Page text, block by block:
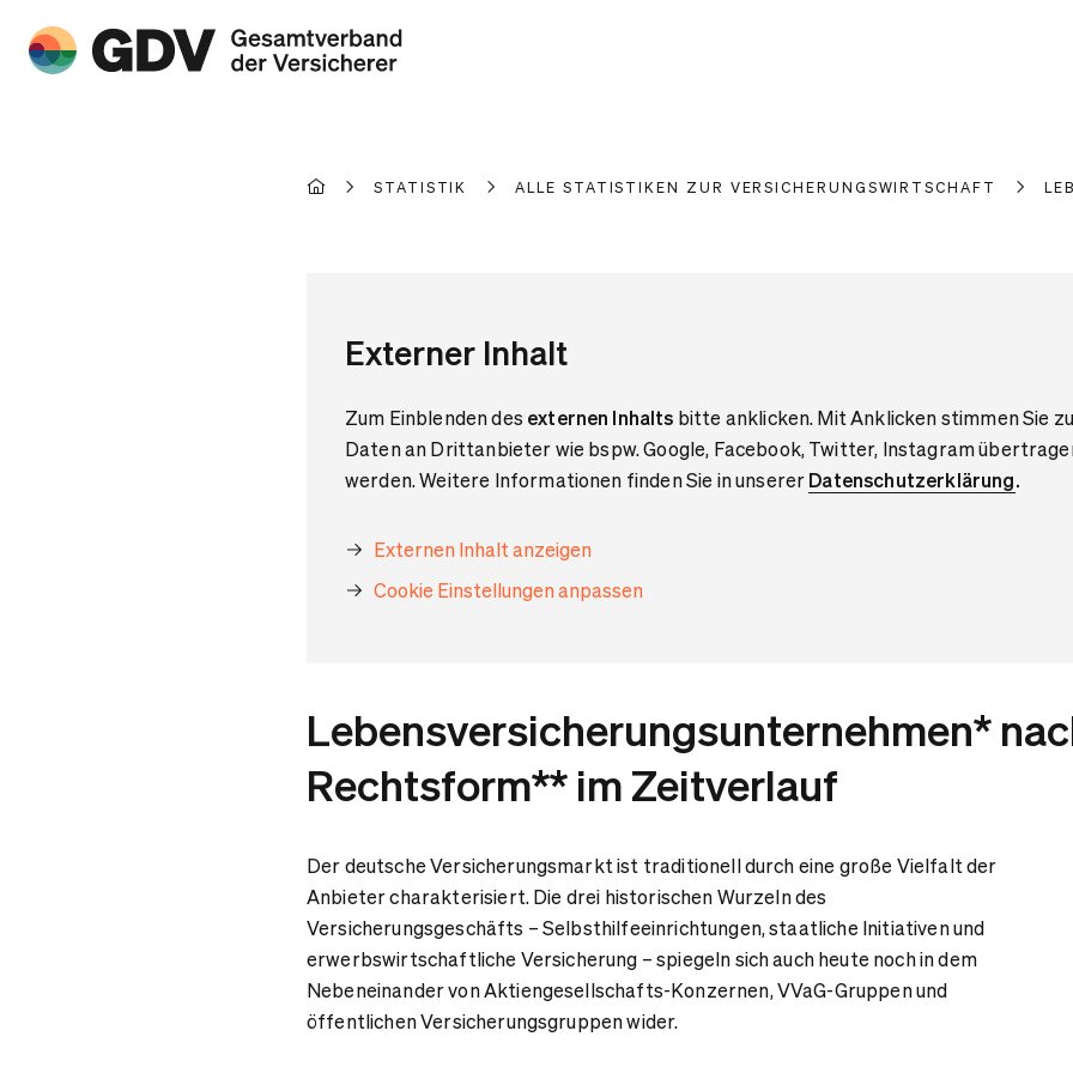
STATISTIK ALLE STATISTIKEN ZUR VERSICHERUNGSWIRTSCHAFT
Externer Inhalt
Zum Einblenden des externen Inhalts bitte anklicken. Mit Anklicken stimmen Sie
Daten an Drittanbieter wie bspw. Google, Facebook, Twitter, Instagram
werden. Weitere Informationen finden Sie in unsererDatenschutzerklärung.
Externen Inhalt anzeigen
Cookie Einstellungen anpassen
Lebensversicherungsunternehmen*
Rechtsform** im Zeitverlauf
Der deutsche Versicherungsmarkt ist traditionell durch eine große Vielfalt der
Anbieter charakterisiert. Die drei historischen Wurzeln des
Versicherungsgeschäfts – Selbsthilfeeinrichtungen, staatliche Initiativen und
erwerbswirtschaftliche Versicherung – spiegeln sich auch heute noch in dem
Nebeneinander von Aktiengesellschafts-Konzernen, VVaG-Gruppen und
öffentlichen Versicherungsgruppen wider.